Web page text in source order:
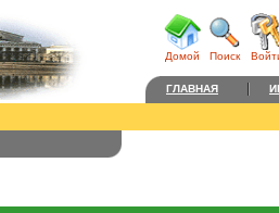
Домой Поиск
ГЛАВНАЯ